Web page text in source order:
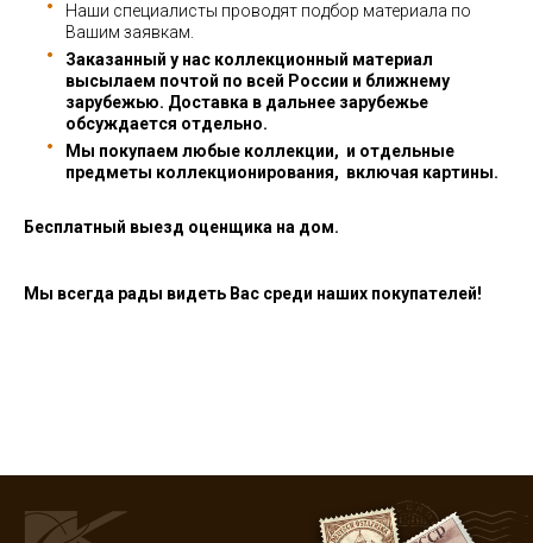
Наши специалисты проводят подбор материала по
Вашим заявкам.
Заказанный у нас коллекционный материал
высылаем почтой по всей России и ближнему
зарубежью. Доставка в дальнее зарубежье
обсуждается отдельно.
Мы покупаем любые коллекции, и отдельные
предметы коллекционирования, включая картины.
Бесплатный выезд оценщика на дом.
Мы всегда рады видеть Вас среди наших покупателей!